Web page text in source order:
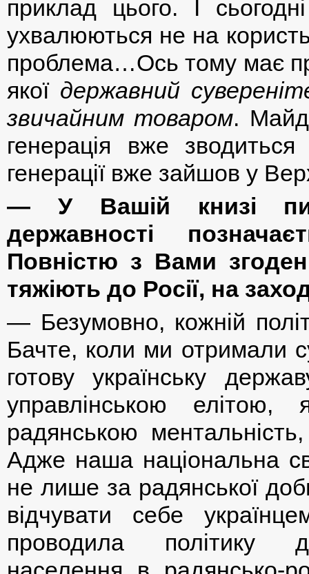
приклад цього. І
ухвалюються не на
проблема…Ось тому має
якої державний
звичайним товаром.
генерація вже
генерації вже зайшов у
— У Вашій книзі
державності
Повністю з Вами
тяжіють до Росії, на
— Безумовно, кожній
Бачте, коли ми отримали
готову українську
управлінською
радянською
Адже наша національна
не лише за радянської
відчувати себе
проводила політику